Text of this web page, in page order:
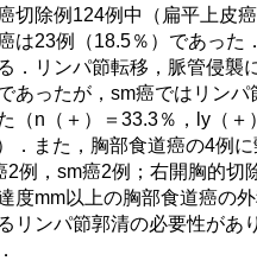
切除例124例中（扁平上皮
は23例（18.5％）であった
．リンパ節転移，脈管侵襲
あったが，sm癌ではリン
（n（＋）＝33.3％，ly（
．また，胸部食道癌の4例
2例，sm癌2例；右開胸的
度mm以上の胸部食道癌の
リンパ節郭清の必要性があ